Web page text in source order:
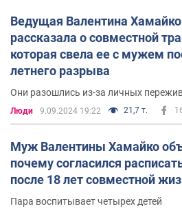
Ведущая Валентина Хамайко
рассказала о совместной
которая свела ее с мужем
летнего разрыва
Они разошлись из-за личных
Люди 9.09.2024 19:22 21,7 т.
Муж Валентины Хамайко
почему согласился
после 18 лет совместной
Пара воспитывает четырех детей